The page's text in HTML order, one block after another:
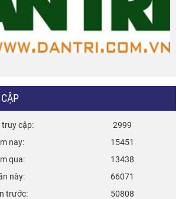
cập
2999
nay
15451
qua
13438
này
66071
trước
50808